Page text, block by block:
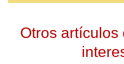
Otros artículos